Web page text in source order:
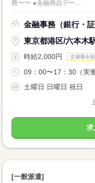
務〜〜 ●金融商品デー...
金融事務（銀行・証
東京都港区/六本木
時給2,000円 交通費全
09：00〜17：30（実
土曜日 日曜日 祝日
求
[一般派遣]